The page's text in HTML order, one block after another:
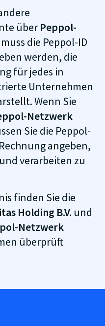
über Peppol-
die Peppol-ID
werden, die
für jedes in
Unternehmen
Wenn Sie
Netzwerk
Sie die Peppol-
angeben,
verarbeiten zu
finden Sie die
Holding B.V. und
Netzwerk
überprüft